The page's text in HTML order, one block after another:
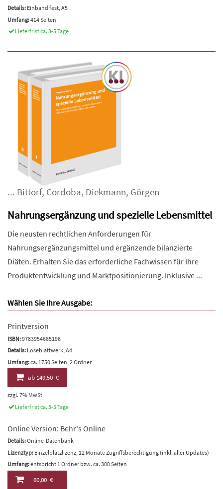
Details: Einband fest, A5
Umfang:414 Seiten
Lieferfrist ca. 3-5 Tage
... Bittorf, Cordoba, Diekmann, Görgen
Nahrungsergänzung und spezielle Lebensmittel
Die neusten rechtlichen Anforderungen für
Nahrungsergänzungsmittel und ergänzende bilanzierte
Diäten. Erhalten Sie das erforderliche Fachwissen für Ihre
Produktentwicklung und Marktpositionierung. Inklusive ...
Wählen Sie Ihre Ausgabe:
Printversion
ISBN:9783954685196
Details: Loseblattwerk, A4
Umfang:ca. 1750 Seiten, 2 Ordner
ab149,50 €
zzgl. 7% MwSt
Lieferfrist ca. 3-5 Tage
Online Version: Behr's Online
Details:Online-Datenbank
Lizenztyp: Einzelplatzlizenz, 12 Monate Zugriffsberechtigung (inkl. aller Updates)
Umfang:entspricht 1 Ordner bzw. ca. 300 Seiten
60,00 €